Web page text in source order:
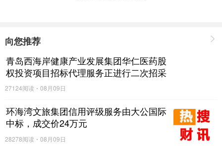
向您推荐
青岛西海岸健康产业发展集团华仁医药股
权投资项目招标代理服务正进行二次招采
27124阅读 08月09日
环海湾文旅集团信用评级服务由大公国际
中标，成交价24万元
28278阅读 08月09日